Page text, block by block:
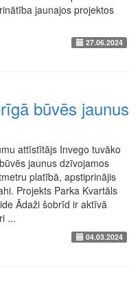
jaunajos projektos
27.06.2024
būvēs jaunus
attīstītājs Invego tuvāko
jaunus dzīvojamos
platībā, apstiprinājis
Projekts Parka Kvartāls
Ādaži šobrīd ir aktīvā
...
04.03.2024